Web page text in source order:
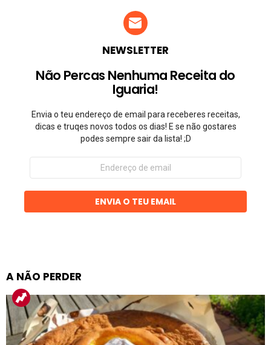
NEWSLETTER
Não Percas Nenhuma Receita do
Iguaria!
Envia o teu endereço de email para receberes receitas,
dicas e truqes novos todos os dias! E se não gostares
podes sempre sair da lista! ;D
Endereço
email
ENVIA O TEU EMAIL
A NÃO PERDER